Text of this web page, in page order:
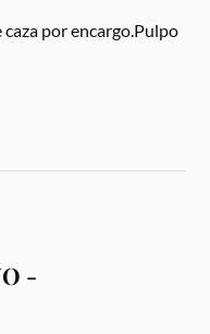
por encargo.Pulpo
-